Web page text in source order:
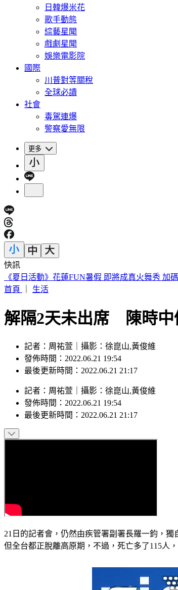
日韓爆米花
歌手動態
綜藝星聞
戲劇星聞
娛樂電影院
國際
川普對等關稅
全球必讀
社會
毒駕連爆
警察愛無限
更多
快訊
《夏日活動》花蓮FUN暑假 即將成真火舞秀 加
首頁
生活
解隔2天未出席 陳時中
記者：周祐萱｜攝影：徐崑山,黃俊維
發佈時間：2022.06.21 19:54
最後更新時間：2022.06.21 21:17
記者 ： 周祐萱 攝影 ： 徐崑山,黃俊維
發佈時間： 2022.06.21 19:54
最後更新時間： 2022.06.21 21:17
21日的記者會，仍然由疾管署副署長羅一鈞，
但全台都正脫離高原期，不過，死亡多了115人